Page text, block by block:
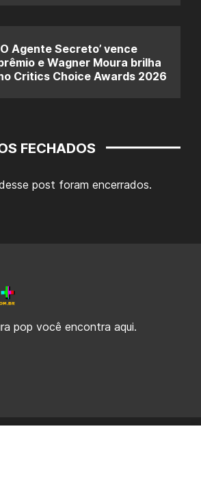
Agente Secreto’ vence
e Wagner Moura brilha
Critics Choice Awards 2026
FECHADOS
post foram encerrados.
pop você encontra aqui.